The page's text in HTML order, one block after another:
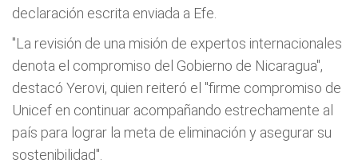
declaración escrita enviada a Efe.
"La revisión de una misión de expertos internacionales
denota el compromiso del Gobierno de Nicaragua",
destacó Yerovi, quien reiteró el "firme compromiso de
Unicef en continuar acompañando estrechamente al
país para lograr la meta de eliminación y asegurar su
sostenibilidad".